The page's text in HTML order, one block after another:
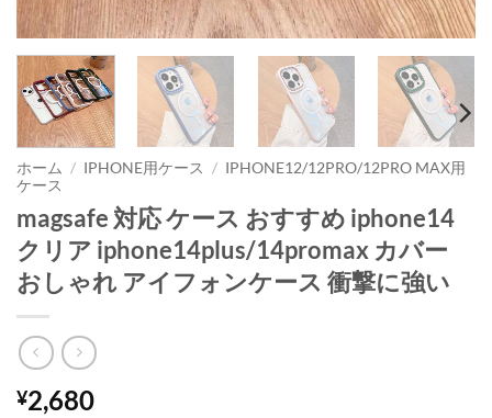
ホーム / IPHONE用ケース / IPHONE12/12PRO/12PRO MAX用
ケース
magsafe 対応 ケース おすすめ iphone14
クリア iphone14plus/14promax カバー
おしゃれ アイフォンケース 衝撃に強い
¥2,680